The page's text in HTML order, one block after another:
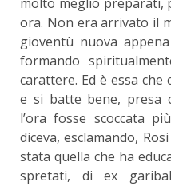
ora. Non era arrivato il
gioventù nuova
formando
carattere. Ed è essa che
e si batte bene, presa
l’ora fosse scoccata
diceva, esclamando,
stata quella che ha
spretati, di ex